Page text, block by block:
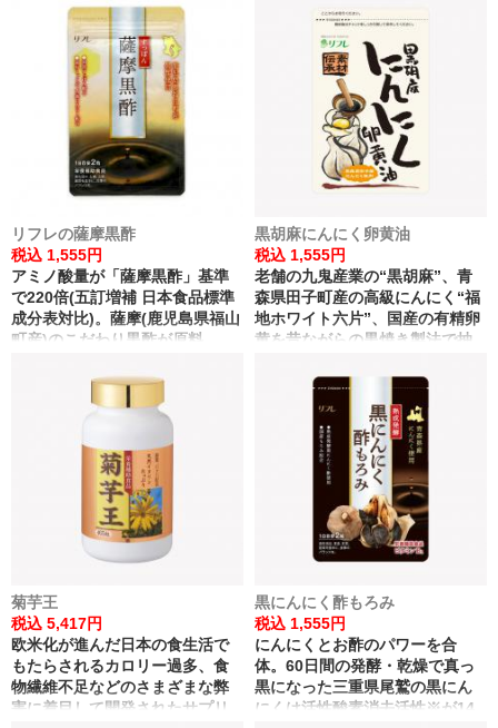
DHA&EPA』もございます。
を追加配合し、パワーアップし
リフレの薩摩黒酢
税込 1,555円
アミノ酸量が「薩摩黒酢」基準
で220倍(五訂増補 日本食品標準
成分表対比)。薩摩(鹿児島県福山
町産)のこだわり黒酢が原料、
酢を使用(福山町の気候風土で育
まれる豊富なアミノ酸)。すっぽ
んとコラーゲン配合で女性の栄
養をサポート。
黒胡麻にんにく卵黄油
税込 1,555円
老舗の九鬼産業の“黒胡麻”、青
森県田子町産の高級にんにく“福
地ホワイト六片”、国産の有精卵
黄を昔ながらの黒焼き製法で抽
食材が元気な毎日を応援しま
菊芋王
税込 5,417円
欧米化が進んだ日本の食生活で
もたらされるカロリー過多、食
物繊維不足などのさまざまな弊
害に着目して開発されたサプリ
黒にんにく酢もろみ
税込 1,555円
にんにくとお酢のパワーを合
体。60日間の発酵・乾燥で真っ
黒になった三重県尾鷲の黒にん
にくは活性酸素消去活性※が14